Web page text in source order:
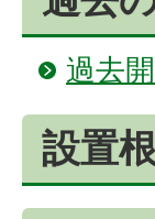
過去
設置